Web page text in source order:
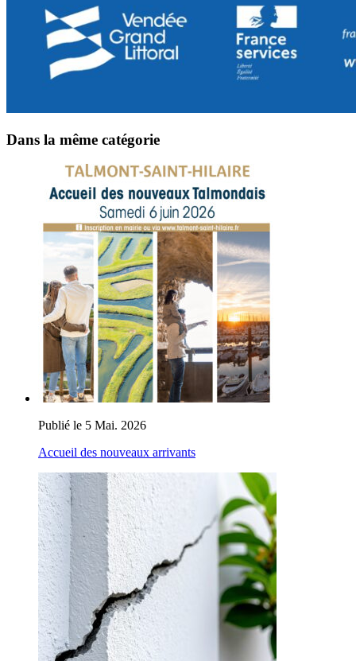
Dans la même catégorie
Publié le 5 Mai. 2026
Accueil des nouveaux arrivants